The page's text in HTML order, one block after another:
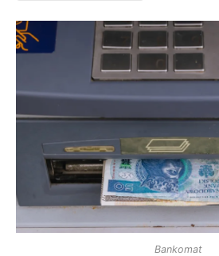
Bankomat